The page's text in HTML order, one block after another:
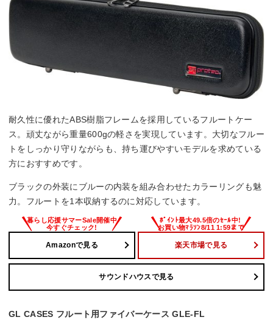
耐久性に優れたABS樹脂フレームを採用しているフルートケー
ス。頑丈ながら重量600gの軽さを実現しています。大切なフルー
トをしっかり守りながらも、持ち運びやすいモデルを求めている
方におすすめです。
ブラックの外装にブルーの内装を組み合わせたカラーリングも魅
力。フルートを1本収納するのに対応しています。
Amazonで見る 楽天市場で見る
サウンドハウスで見る
GL CASES フルート用ファイバーケース GLE-FL